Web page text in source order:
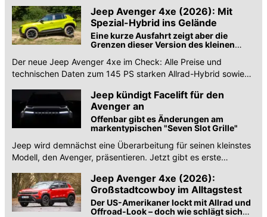
Jeep Avenger 4xe (2026): Mit
Spezial-Hybrid ins Gelände
Eine kurze Ausfahrt zeigt aber die
Grenzen dieser Version des kleinen
Der neue Jeep Avenger 4xe im Check: Alle Preise und
technischen Daten zum 145 PS starken Allrad-Hybrid sowie
Jeep kündigt Facelift für den
Avenger an
Offenbar gibt es Änderungen am
markentypischen "Seven Slot Grille"
Jeep wird demnächst eine Überarbeitung für seinen kleinstes
Modell, den Avenger, präsentieren. Jetzt gibt es erste
Jeep Avenger 4xe (2026):
Großstadtcowboy im Alltagstest
Der US-Amerikaner lockt mit Allrad und
Offroad-Look – doch wie schlägt sich